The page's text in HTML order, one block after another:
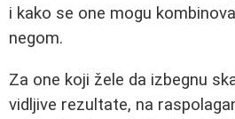
i kako se one mogu
negom.
Za one koji žele da izbegnu
vidljive rezultate, na